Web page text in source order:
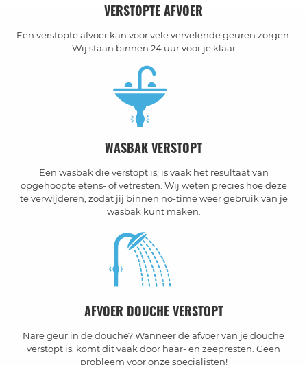
VERSTOPTE AFVOER
Een verstopte afvoer kan voor vele vervelende geuren zorgen.
Wij staan binnen 24 uur voor je klaar
WASBAK VERSTOPT
Een wasbak die verstopt is, is vaak het resultaat van
opgehoopte etens- of vetresten. Wij weten precies hoe deze
te verwijderen, zodat jij binnen no-time weer gebruik van je
wasbak kunt maken.
AFVOER DOUCHE VERSTOPT
Nare geur in de douche? Wanneer de afvoer van je douche
verstopt is, komt dit vaak door haar- en zeepresten. Geen
probleem voor onze specialisten!